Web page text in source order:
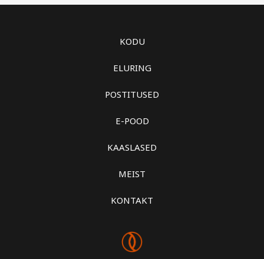
KODU
ELURING
POSTITUSED
E-POOD
KAASLASED
MEIST
KONTAKT